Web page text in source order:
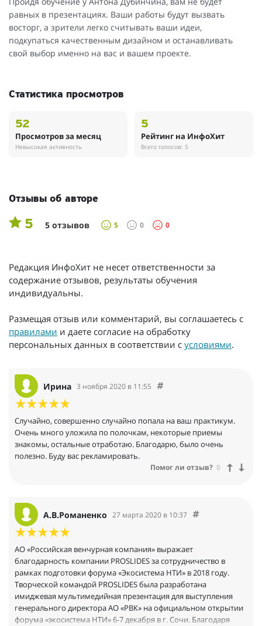
равных в презентациях. Ваши работы будут вызвать
восторг, а зрители легко считывать ваши идеи,
подкупаться качественным дизайном и останавливать
свой выбор именно на вас и вашем проекте.
Статистика просмотров
52
Просмотров за месяц
Невысокая активность
5
Рейтинг на ИнфоХит
Всего голосов: 5
Отзывы об авторе
5 5 отзывов 5 0 0
Редакция ИнфоХит не несет ответственности за
содержание отзывов, результаты обучения
индивидуальны.
Размещая отзыв или комментарий, вы соглашаетесь с
правилами и даете согласие на обработку
персональных данных в соответствии с условиями.
Ирина 3 ноября 2020 в 11:55
Случайно, совершенно случайно попала на ваш практикум.
Очень много уложила по полочкам, некоторые приемы
знакомы, остальные отработаю. Благодарю, было очень
полезно. Буду вас рекламировать.
Помог ли отзыв? 0
А.В.Романенко 27 марта 2020 в 10:37
АО «Российская венчурная компания» выражает
благодарность компании PROSLIDES за сотрудничество в
рамках подготовки форума «Экосистема НТИ» в 2018 году.
Творческой командой PROSLIDES была разработана
имиджевая мультимедийная презентация для выступления
генерального директора АО «РВК» на официальном открытии
форума «экосистема НТИ» 6-7 декабря в г. Сочи. Благодаря